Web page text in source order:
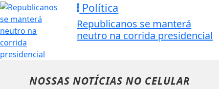
Política
Republicanos se manterá
neutro na corrida presidencial
NOSSAS NOTÍCIAS NO CELULAR